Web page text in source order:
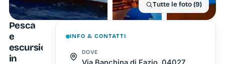
Tutte le foto (9)
Pesca
e
escursioni
in
INFO & CONTATTI
DOVE